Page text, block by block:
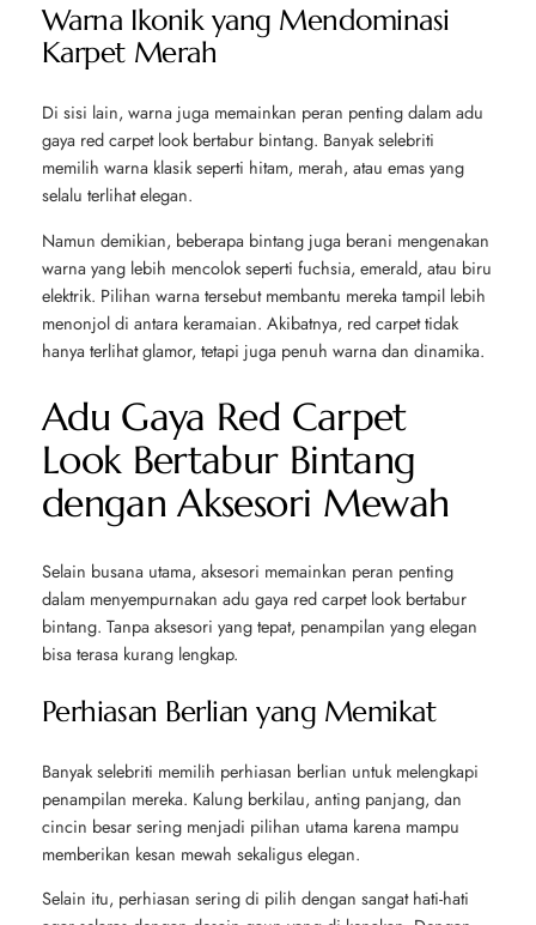
Warna Ikonik yang Mendominasi
Karpet Merah
Di sisi lain, warna juga memainkan peran penting dalam adu
gaya red carpet look bertabur bintang. Banyak selebriti
memilih warna klasik seperti hitam, merah, atau emas yang
selalu terlihat elegan.
Namun demikian, beberapa bintang juga berani mengenakan
warna yang lebih mencolok seperti fuchsia, emerald, atau biru
elektrik. Pilihan warna tersebut membantu mereka tampil lebih
menonjol di antara keramaian. Akibatnya, red carpet tidak
hanya terlihat glamor, tetapi juga penuh warna dan dinamika.
Adu Gaya Red Carpet
Look Bertabur Bintang
dengan Aksesori Mewah
Selain busana utama, aksesori memainkan peran penting
dalam menyempurnakan adu gaya red carpet look bertabur
bintang. Tanpa aksesori yang tepat, penampilan yang elegan
bisa terasa kurang lengkap.
Perhiasan Berlian yang Memikat
Banyak selebriti memilih perhiasan berlian untuk melengkapi
penampilan mereka. Kalung berkilau, anting panjang, dan
cincin besar sering menjadi pilihan utama karena mampu
memberikan kesan mewah sekaligus elegan.
Selain itu, perhiasan sering di pilih dengan sangat hati-hati